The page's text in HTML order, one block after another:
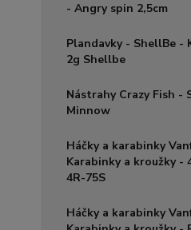
- Angry spin 2,5cm
Plandavky - ShellBe -
2g Shellbe
Nástrahy Crazy Fish -
Minnow
Háčky a karabinky
Karabinky a kroužky -
4R-75S
Háčky a karabinky